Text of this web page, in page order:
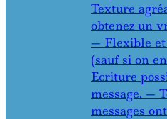
Texture
obtenez un
— Flexible et
(sauf si on
Ecriture
message. —
messages